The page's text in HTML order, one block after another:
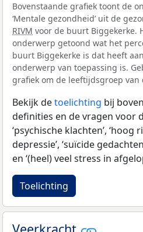
Bovenstaande grafiek toont de
‘Mentale gezondheid’ uit de
RIVM voor de buurt Biggekerke.
onderwerp getoond wat het
buurt Biggekerke is dat heeft
onderwerp van toepassing is.
grafiek om de leeftijdsgroep van
Bekijk detoelichting bij
definities en de vragen voor
‘psychische klachten’,
depressie’, ‘suïcide
en ‘(heel) veel stress in
Toelichting